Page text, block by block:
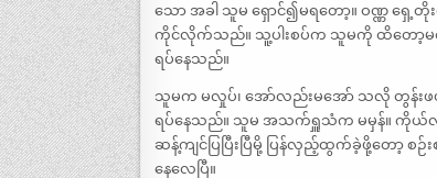
သော အခါ သူမ ရှောင်၍မရတော့။ ဝဏ္ဏ
ကိုင်လိုက်သည်။ သူ့ပါးစပ်က သူမကို ထိတော့မတ
ရပ်နေသည်။
သူမက မလှုပ်၊ အော်လည်းမအော် သလို တွန်းဖ
ရပ်နေသည်။ သူမ အသက်ရှူသံက မမှန်။ ကိုယ်လုံ
ဆန့်ကျင်ပြပြီးပြီမို့ ပြန်လှည့်ထွက်ခဲ့ဖို့တော့
နေလေပြီ။